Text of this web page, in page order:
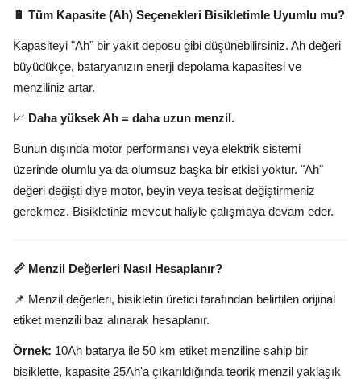
🔋 Tüm Kapasite (Ah) Seçenekleri Bisikletimle Uyumlu mu?
Kapasiteyi "Ah" bir yakıt deposu gibi düşünebilirsiniz. Ah değeri
büyüdükçe, bataryanızın enerji depolama kapasitesi ve
menziliniz artar.
📈 Daha yüksek Ah = daha uzun menzil.
Bunun dışında motor performansı veya elektrik sistemi
üzerinde olumlu ya da olumsuz başka bir etkisi yoktur. "Ah"
değeri değişti diye motor, beyin veya tesisat değiştirmeniz
gerekmez. Bisikletiniz mevcut haliyle çalışmaya devam eder.
📏 Menzil Değerleri Nasıl Hesaplanır?
📌 Menzil değerleri, bisikletin üretici tarafından belirtilen orijinal
etiket menzili baz alınarak hesaplanır.
Örnek: 10Ah batarya ile 50 km etiket menziline sahip bir
bisiklette, kapasite 25Ah'a çıkarıldığında teorik menzil yaklaşık